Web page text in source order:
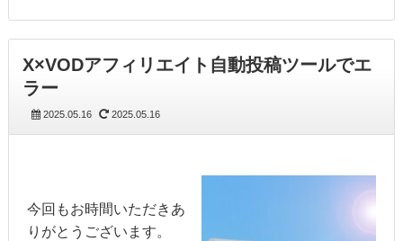
X×VODアフィリエイト自動投稿ツールでエ
ラー
2025.05.16 2025.05.16
今回もお時間いただきあ
りがとうございます。